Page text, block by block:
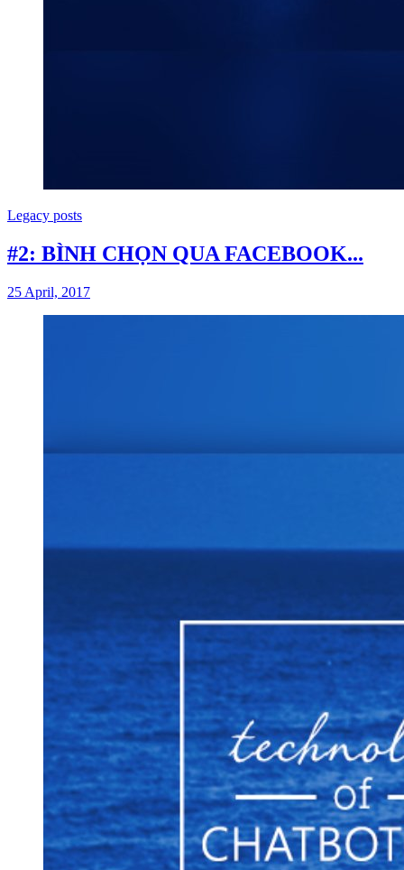
Legacy posts
#2: BÌNH CHỌN QUA FACEBOOK...
25 April, 2017